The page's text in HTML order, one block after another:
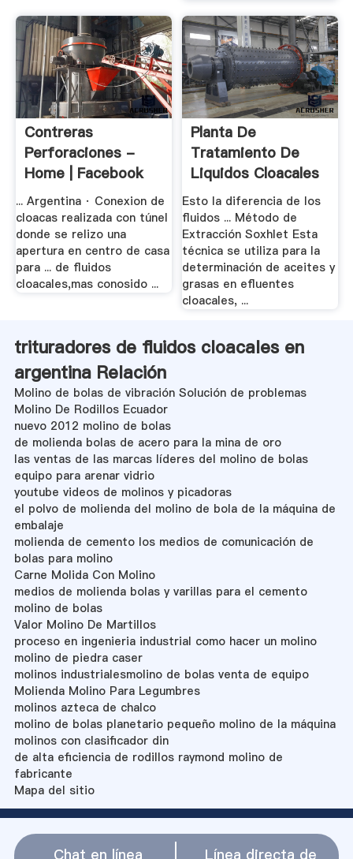
Contreras
Perforaciones -
Home | Facebook
... Argentina · Conexion de
cloacas realizada con túnel
donde se relizo una
apertura en centro de casa
para ... de fluidos
cloacales,mas conosido ...
Planta De
Tratamiento De
Liquidos Cloacales
- .
Esto la diferencia de los
fluidos ... Método de
Extracción Soxhlet Esta
técnica se utiliza para la
determinación de aceites y
grasas en efluentes
cloacales, ...
trituradores de fluidos cloacales en
argentina Relación
Molino de bolas de vibración Solución de problemas
Molino De Rodillos Ecuador
nuevo 2012 molino de bolas
de molienda bolas de acero para la mina de oro
las ventas de las marcas líderes del molino de bolas
equipo para arenar vidrio
youtube videos de molinos y picadoras
el polvo de molienda del molino de bola de la máquina de
embalaje
molienda de cemento los medios de comunicación de
bolas para molino
Carne Molida Con Molino
medios de molienda bolas y varillas para el cemento
molino de bolas
Valor Molino De Martillos
proceso en ingenieria industrial como hacer un molino
molino de piedra caser
molinos industrialesmolino de bolas venta de equipo
Molienda Molino Para Legumbres
molinos azteca de chalco
molino de bolas planetario pequeño molino de la máquina
molinos con clasificador din
de alta eficiencia de rodillos raymond molino de
fabricante
Mapa del sitio
Chat en línea Línea directa de